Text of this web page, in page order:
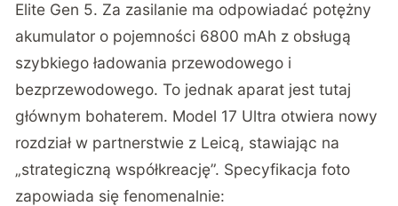
Elite Gen 5. Za zasilanie ma odpowiadać potężny
akumulator o pojemności 6800 mAh z obsługą
szybkiego ładowania przewodowego i
bezprzewodowego. To jednak aparat jest tutaj
głównym bohaterem. Model 17 Ultra otwiera nowy
rozdział w partnerstwie z Leicą, stawiając na
„strategiczną współkreację”. Specyfikacja foto
zapowiada się fenomenalnie: